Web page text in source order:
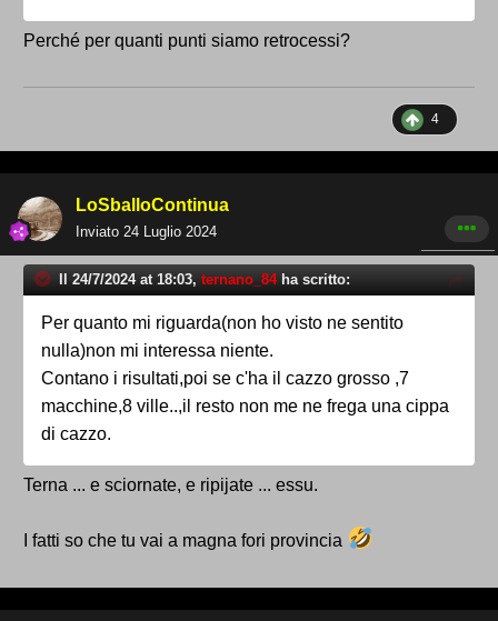
Perché per quanti punti siamo retrocessi?
4
LoSballoContinua
Inviato 24 Luglio 2024
Il 24/7/2024 at 18:03, ternano_84ha scritto:
Per quanto mi riguarda(non ho visto ne sentito
nulla)non mi interessa niente.
Contano i risultati,poi se c'ha il cazzo grosso ,7
macchine,8 ville..,il resto non me ne frega una cippa
di cazzo.
Terna ... e sciornate, e ripijate ... essu.
I fatti so che tu vai a magna fori provincia